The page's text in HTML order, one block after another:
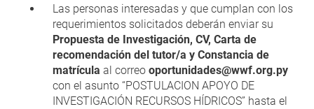
Las personas interesadas y que cumplan con los
requerimientos solicitados deberán enviar su
Propuesta de Investigación, CV, Carta de
recomendación del tutor/a y Constancia de
matrícula al correo oportunidades@wwf.org.py
con el asunto “POSTULACION APOYO DE
INVESTIGACIÓN RECURSOS HÍDRICOS” hasta el